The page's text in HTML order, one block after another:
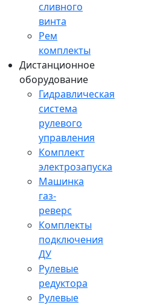
сливного
винта
Рем
комплекты
Дистанционное
оборудование
Гидравлическая
система
рулевого
управления
Комплект
электрозапуска
Машинка
газ-
реверс
Комплекты
подключения
ДУ
Рулевые
редуктора
Рулевые